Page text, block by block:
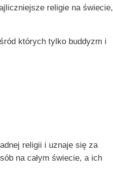
religie na świecie,
których tylko buddyzm i
religii i uznaje się za
na całym świecie, a ich